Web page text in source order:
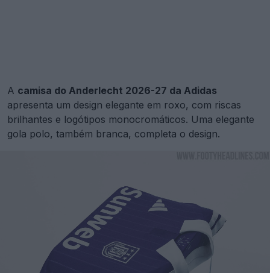
A camisa do Anderlecht 2026-27 da Adidas
apresenta um design elegante em roxo, com riscas
brilhantes e logótipos monocromáticos. Uma elegante
gola polo, também branca, completa o design.